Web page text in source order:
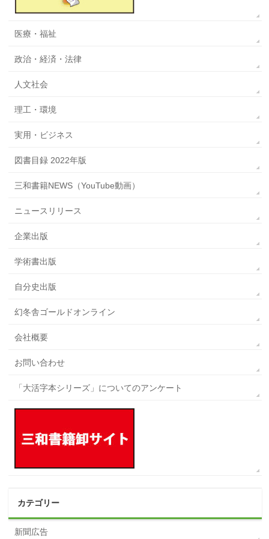
医療・福祉
政治・経済・法律
人文社会
理工・環境
実用・ビジネス
図書目録 2022年版
三和書籍NEWS（YouTube動画）
ニュースリリース
企業出版
学術書出版
自分史出版
幻冬舎ゴールドオンライン
会社概要
お問い合わせ
「大活字本シリーズ」についてのアンケート
カテゴリー
新聞広告